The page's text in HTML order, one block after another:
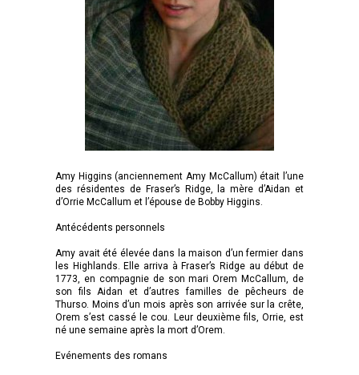
Amy Higgins (anciennement Amy McCallum) était l’une
des résidentes de Fraser’s Ridge, la mère d’Aidan et
d’Orrie McCallum et l’épouse de Bobby Higgins.
Antécédents personnels
Amy avait été élevée dans la maison d’un fermier dans
les Highlands. Elle arriva à Fraser’s Ridge au début de
1773, en compagnie de son mari Orem McCallum, de
son fils Aidan et d’autres familles de pêcheurs de
Thurso. Moins d’un mois après son arrivée sur la crête,
Orem s’est cassé le cou. Leur deuxième fils, Orrie, est
né une semaine après la mort d’Orem.
Evénements des romans